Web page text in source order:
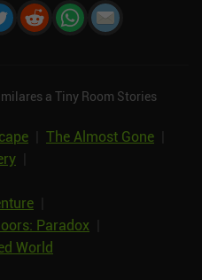
a Tiny Room Stories
The Almost Gone
Paradox
World